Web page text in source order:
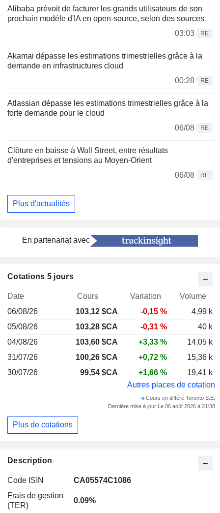
Alibaba prévoit de facturer les grands utilisateurs de son
prochain modèle d'IA en open-source, selon des sources
03:03
RE
Akamai dépasse les estimations trimestrielles grâce à la
demande en infrastructures cloud
00:28
RE
Atlassian dépasse les estimations trimestrielles grâce à la
forte demande pour le cloud
06/08
RE
Clôture en baisse à Wall Street, entre résultats
d'entreprises et tensions au Moyen-Orient
06/08
RE
Plus d'actualités
En partenariat avec
Cotations 5 jours
Date Cours Variation
Volume
06/08/26
103,12 $CA -0,15 %
4,99 k
05/08/26
103,28 $CA -0,31 %
40 k
04/08/26
103,60 $CA +3,33 %
14,05 k
31/07/26
100,26 $CA +0,72 %
15,36 k
30/07/26
99,54 $CA +1,66 %
19,41 k
Autres places de cotation
Cours en différé Toronto S.E.
Dernière mise à jour Le 06 août 2026 à 21:38
Plus de cotations
Description
Code ISIN
CA05574C1086
Frais de gestion
(TER)
0.09%